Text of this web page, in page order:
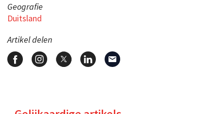
Geografie
Duitsland
Artikel delen